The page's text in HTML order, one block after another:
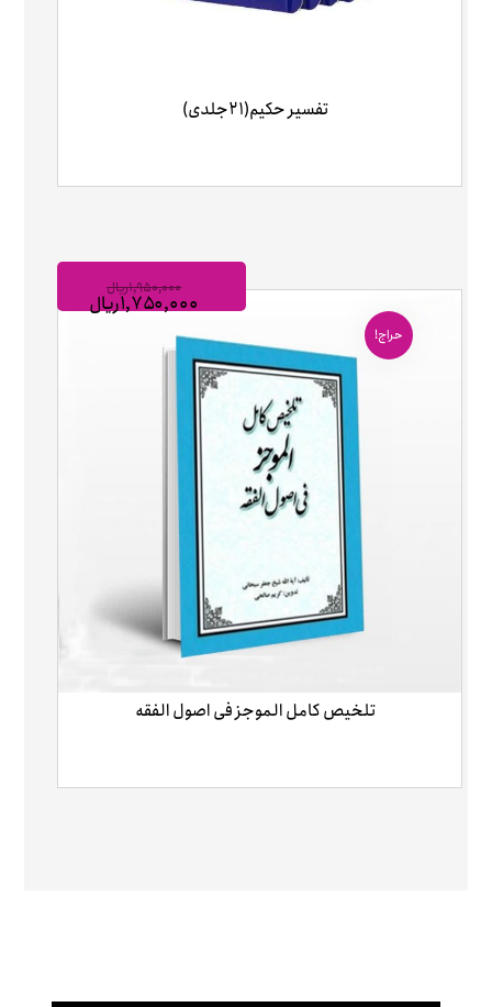
تفسیر حکیم(۲۱جلدی)
تلخیص کامل الموجز فی اصول الفقه
۱,۹۵۰,۰۰۰ریال
۱,۷۵۰,۰۰۰ریال
حراج!